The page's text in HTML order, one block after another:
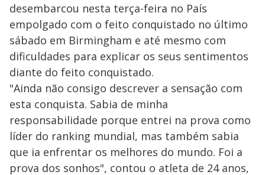
desembarcou nesta terça-feira no País
empolgado com o feito conquistado no último
sábado em Birmingham e até mesmo com
dificuldades para explicar os seus sentimentos
diante do feito conquistado.
"Ainda não consigo descrever a sensação com
esta conquista. Sabia de minha
responsabilidade porque entrei na prova como
líder do ranking mundial, mas também sabia
que ia enfrentar os melhores do mundo. Foi a
prova dos sonhos", contou o atleta de 24 anos,